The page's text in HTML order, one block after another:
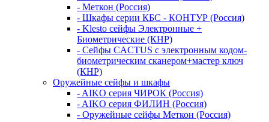
- Меткон (Россия)
- Шкафы серии КБС - КОНТУР (Россия)
- Klesto сейфы Электронные +
Биометрические (КНР)
- Сейфы CACTUS с электронным кодом-
биометрическим сканером+мастер ключ
(КНР)
Оружейные сейфы и шкафы
- AIKO серия ЧИРОК (Россия)
- AIKO серия ФИЛИН (Россия)
- Оружейные сейфы Меткон (Россия)